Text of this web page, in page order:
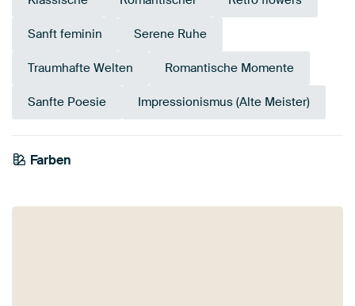
Sanft feminin Serene Ruhe
Traumhafte Welten Romantische Momente
Sanfte Poesie Impressionismus (Alte Meister)
Farben
Beige
Salbeigrün